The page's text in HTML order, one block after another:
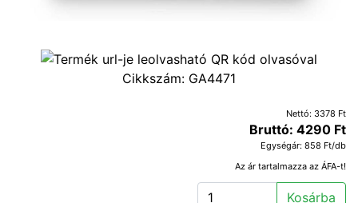
Cikkszám: GA4471
Nettó: 3378 Ft
Bruttó: 4290 Ft
Egységár: 858 Ft/db
Az ár tartalmazza az ÁFA-t!
Kosárba